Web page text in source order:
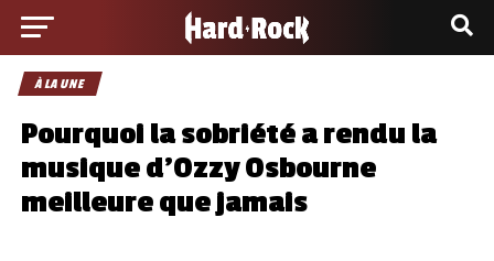
À LA UNE
Pourquoi la sobriété a rendu la
musique d’Ozzy Osbourne
meilleure que jamais